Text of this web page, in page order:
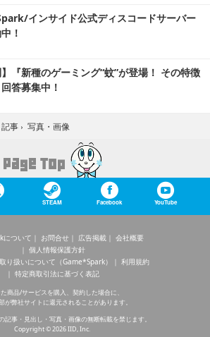
インサイド公式ディスコードサーバー
！
】『新種のゲーミング“蚊”が登場！ その特徴
答募集中！
記事 › 写真・画像
STEAM Facebook YouTube
について お問合せ 広告掲載
会社概要
個人情報保護方針
り扱いについて（Game*Spark）
利用規約
特定商取引法に基づく表記
商品/サービスを購入、契約した場合に、
が弊社サイトに還元されることがあります。
記事・見出し・写真・画像の無断転載を禁じます。
Copyright © 2026 IID, Inc.